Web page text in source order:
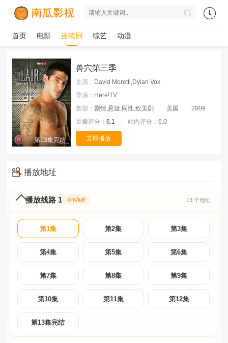
首页 电影 连续剧 综艺 动漫
第13集完结
兽穴第三季
主演： David Moretti,Dylan Vox
导演： Here!TV
类型： 剧情,悬疑,同性,欧美剧 美国
2009
豆瓣评分： 6.1 站内评分： 6.0
立即播放
播放地址
播放线路 1 xlm3u8 13 个地址
第1集 第2集 第3集
第4集 第5集 第6集
第7集 第8集 第9集
第10集 第11集 第12集
第13集完结